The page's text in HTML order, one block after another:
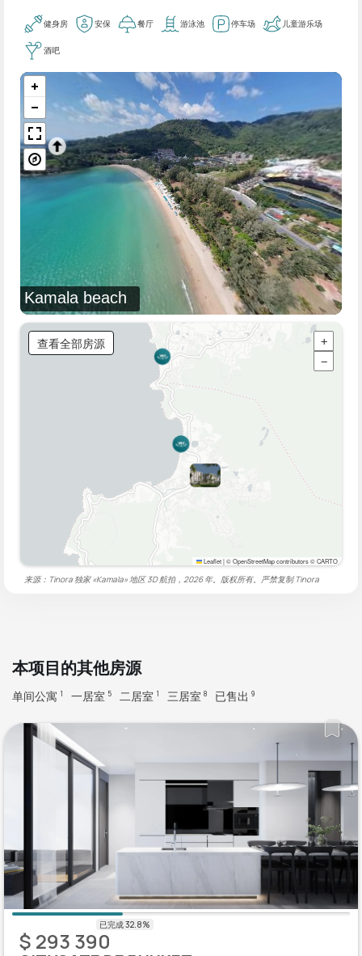
健身房 安保 餐厅 游泳池 停车场 儿童游乐场
酒吧
Kamala beach
查看全部房源
+
−
Leaflet|© OpenStreetMap contributors © CARTO
来源：Tinora 独家 «Kamala» 地区 3D 航拍，2026 年。版权所有。严禁复制 Tinora
本项目的其他房源
单间公寓 1 一居室 5 二居室 1 三居室 8 已售出 9
$ 293 390